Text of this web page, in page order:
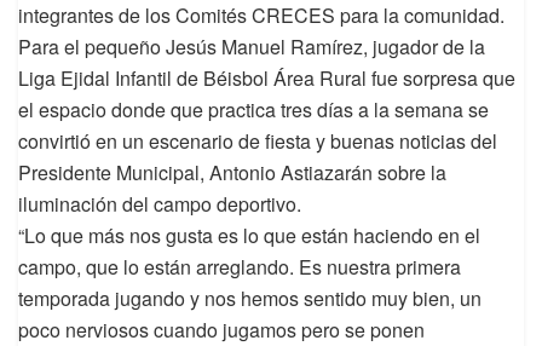
integrantes de los Comités CRECES para la comunidad.
Para el pequeño Jesús Manuel Ramírez, jugador de la
Liga Ejidal Infantil de Béisbol Área Rural fue sorpresa que
el espacio donde que practica tres días a la semana se
convirtió en un escenario de fiesta y buenas noticias del
Presidente Municipal, Antonio Astiazarán sobre la
iluminación del campo deportivo.
“Lo que más nos gusta es lo que están haciendo en el
campo, que lo están arreglando. Es nuestra primera
temporada jugando y nos hemos sentido muy bien, un
poco nerviosos cuando jugamos pero se ponen